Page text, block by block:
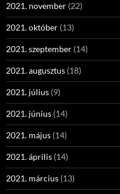
2021. november (22)
2021. október (13)
2021. szeptember (14)
2021. augusztus (18)
2021. július (9)
2021. június (14)
2021. május (14)
2021. április (14)
2021. március (13)